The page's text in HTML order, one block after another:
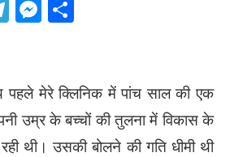
Telegram
Messenger
मेरे क्लिनिक में पांच साल की एक
उम्र के बच्चों की तुलना में विकास के
थी। उसकी बोलने की गति धीमी थी